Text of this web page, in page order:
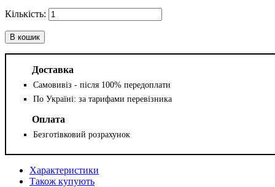
В кошик
Доставка
Самовивіз - після 100% передоплати
По Україні: за тарифами перевізника
Оплата
Безготівковий розрахунок
Характеристики
Також купують